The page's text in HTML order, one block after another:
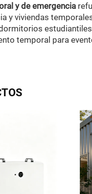
y de emergencia
y viviendas
temporal para